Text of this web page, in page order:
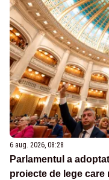
6 aug. 2026, 08:28
Parlamentul a
proiecte de lege care